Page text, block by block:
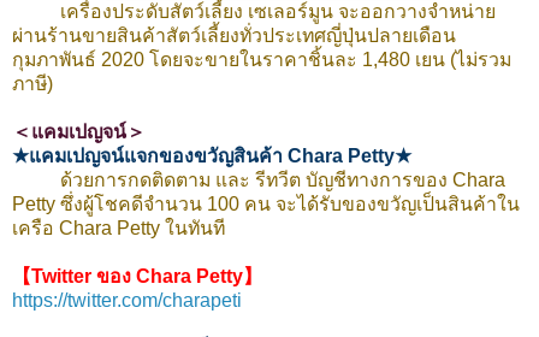
เครื่องประดับสัตว์เลี้ยง เซเลอร์มูน จะออกวางจำหน่าย
ผ่านร้านขายสินค้าสัตว์เลี้ยงทั่วประเทศญี่ปุ่นปลายเดือน
กุมภาพันธ์ 2020 โดยจะขายในราคาชิ้นละ 1,480 เยน (ไม่รวม
ภาษี)
＜แคมเปญจน์＞
★แคมเปญจน์แจกของขวัญสินค้า Chara Petty★
ด้วยการกดติดตาม และ รีทวีต บัญชีทางการของ Chara
Petty ซึ่งผู้โชคดีจำนวน 100 คน จะได้รับของขวัญเป็นสินค้าใน
เครือ Chara Petty ในทันที
【Twitter ของ Chara Petty】
https://twitter.com/charapeti